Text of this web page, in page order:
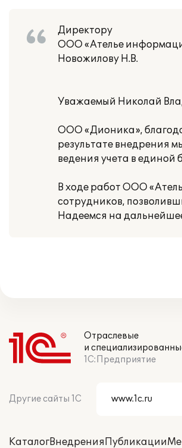
Директору
ООО «Ателье
Новожилову Н.В.
Уважаемый Николай
ООО «Дионика»,
результате внедрения
ведения учета в единой
В ходе работ ООО
сотрудников,
Надеемся на
Отраслевые
и
1С:Предприятие
Другие сайты 1С
КаталогВнедренияПубликации